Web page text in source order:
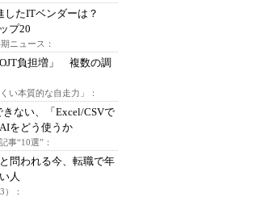
したITベンダーは？
プ20
ニュース：
負担増」 複数の調
い本質的な自走力」：
きない、「Excel/CSVで
をどう使うか
事“10選”：
問われる今、転職で年
人
：